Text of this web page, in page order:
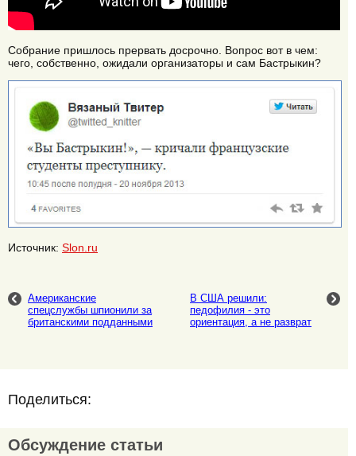
Собрание пришлось прервать досрочно. Вопрос вот в чем:
чего, собственно, ожидали организаторы и сам Бастрыкин?
Источник: Slon.ru
Американские
спецслужбы шпионили за
британскими подданными
В США решили:
педофилия - это
ориентация, а не разврат
Поделиться:
Обсуждение статьи